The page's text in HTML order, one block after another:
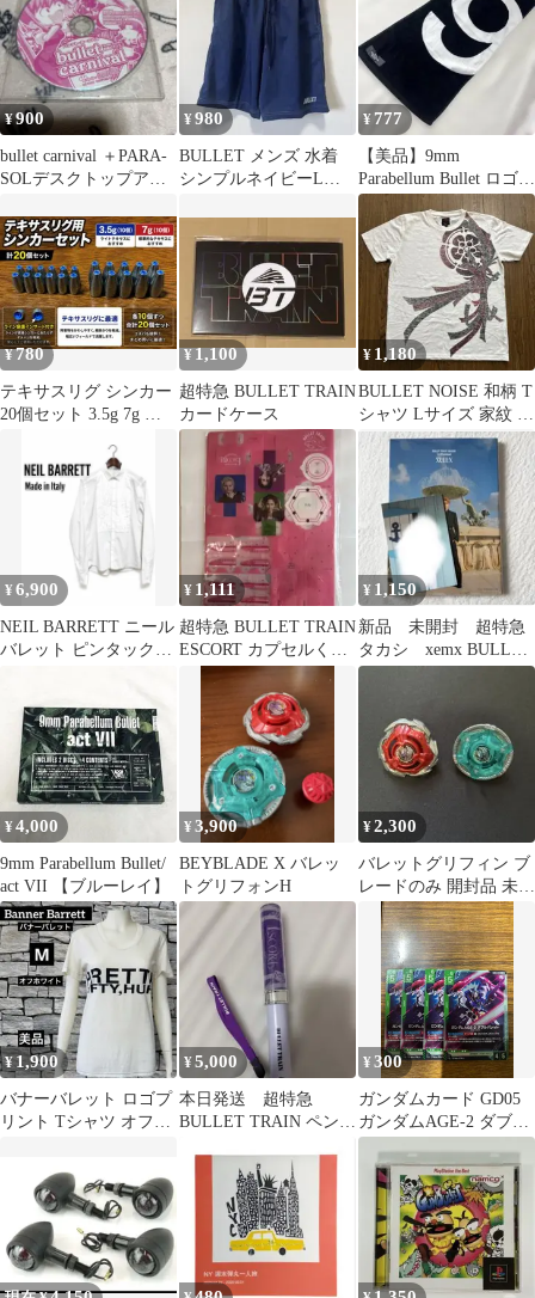
¥900
bullet carnival ＋PARA-
SOLデスクトップアク
¥980
BULLET メンズ 水着
シンプルネイビーLサ
¥777
【美品】9mm
Parabellum Bullet ロゴタ
オル 9ミリ
¥780
テキサスリグ シンカー
20個セット 3.5g 7g 各
¥1,100
超特急 BULLET TRAIN
カードケース
¥ 1,180
BULLET NOISE 和柄 T
シャツ Lサイズ 家紋 束
ね熨斗 木瓜 桐
¥6,900
NEIL BARRETT ニール
バレット ピンタックシ
¥ 1,111
超特急 BULLET TRAIN
ESCORT カプセルくじ
¥ 1,150
新品 未開封 超特急
タカシ xemx BULLET
TRAIN TAKASHI
¥4,000
9mm Parabellum Bullet/
act VII 【ブルーレイ】
¥3,900
BEYBLADE X バレッ
トグリフォンH
¥2,300
バレットグリフィン ブ
レードのみ 開封品 未使
¥ 1,900
バナーバレット ロゴプ
リント Tシャツ オフホ
¥5,000
本日発送 超特急
BULLET TRAIN ペンラ
¥300
ガンダムカード GD05
ガンダムAGE-2 ダブル
バレット R 4枚